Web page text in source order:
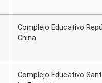
Complejo Educativo
China
Complejo Educativo